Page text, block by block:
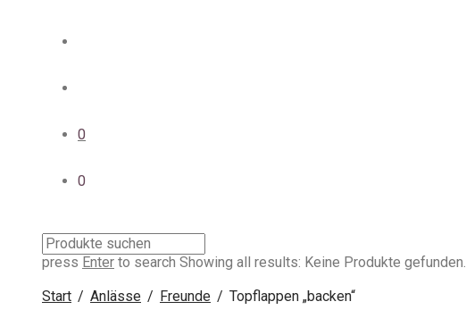
0
0
press Enter to search Showing all results: Keine Produkte gefunden.
Start / Anlässe / Freunde / Topflappen „backen“